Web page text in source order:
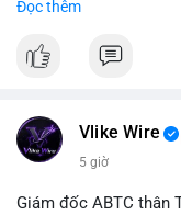
ở vùng giá hiện tại.
#12dot1btc #786kusd
#binancesquare
$cro
📰 Nguồn:
Đọc thêm
Vlike Wire
5 giờ
Giám đốc ABTC thân